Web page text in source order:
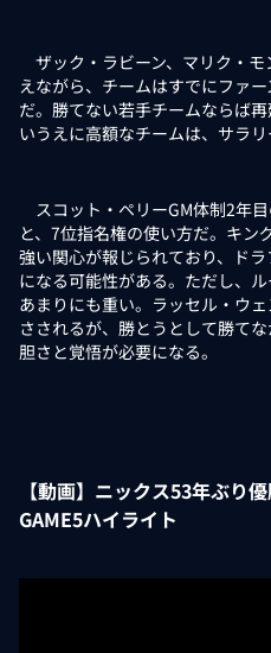
ザック・ラビーン、マリク・
えながら、チームはすでにファ
だ。勝てない若手チームならば
いうえに高額なチームは、サラ
スコット・ペリーGM体制2年
と、7位指名権の使い方だ。キン
強い関心が報じられており、ド
になる可能性がある。ただし、
あまりにも重い。ラッセル・ウ
さされるが、勝とうとして勝て
胆さと覚悟が必要になる。
【動画】ニックス53年ぶり
GAME5ハイライト